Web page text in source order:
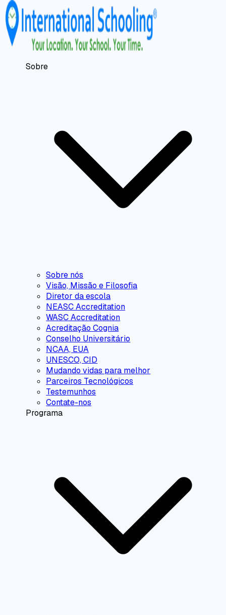
Sobre
Sobre nós
Visão, Missão e Filosofia
Diretor da escola
NEASC Accreditation
WASC Accreditation
Acreditação Cognia
Conselho Universitário
NCAA, EUA
UNESCO, CID
Mudando vidas para melhor
Parceiros Tecnológicos
Testemunhos
Contate-nos
Programa